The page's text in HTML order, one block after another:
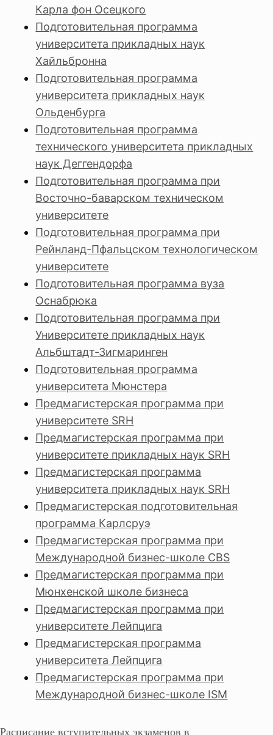
Карла фон Осецкого
Подготовительная программа
университета прикладных наук
Хайльбронна
Подготовительная программа
университета прикладных наук
Ольденбурга
Подготовительная программа
технического университета прикладных
наук Деггендорфа
Подготовительная программа при
Восточно-баварском техническом
университете
Подготовительная программа при
Рейнланд-Пфальцском технологическом
университете
Подготовительная программа вуза
Оснабрюка
Подготовительная программа при
Университете прикладных наук
Альбштадт-Зигмаринген
Подготовительная программа
университета Мюнстера
Предмагистерская программа при
университете SRH
Предмагистерская программа при
университете прикладных наук SRH
Предмагистерская программа
университета прикладных наук SRH
Предмагистерская подготовительная
программа Карлсруэ
Предмагистерская программа при
Международной бизнес-школе CBS
Предмагистерская программа при
Мюнхенской школе бизнеса
Предмагистерская программа при
университете Лейпцига
Предмагистерская программа
университета Лейпцига
Предмагистерская программа при
Международной бизнес-школе ISM
Расписание вступительных экзаменов в